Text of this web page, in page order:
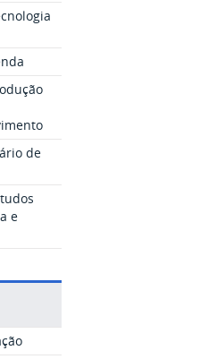
de
e